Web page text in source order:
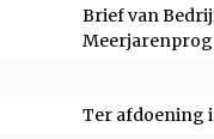
Brief van
Ter afdoening